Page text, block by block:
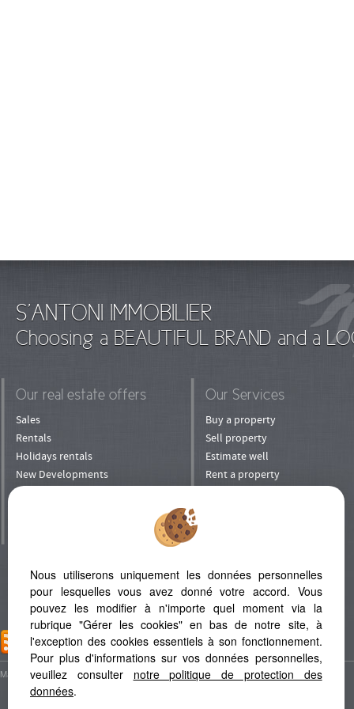
S'ANTONI IMMOBILIER
Choosing a BEAUTIFUL BRAND and a
Our real estate offers
Sales
Rentals
Holidays rentals
New Developments
Our Services
Buy a property
Sell property
Estimate well
Rent a property
Refer a Friend
ADD TO FAVORITES
Map Legal Notice
Nous utiliserons uniquement les données personnelles
pour lesquelles vous avez donné votre accord. Vous
pouvez les modifier à n'importe quel moment via la
rubrique "Gérer les cookies" en bas de notre site, à
l'exception des cookies essentiels à son fonctionnement.
Pour plus d'informations sur vos données personnelles,
veuillez consulter notre politique de protection des
données.